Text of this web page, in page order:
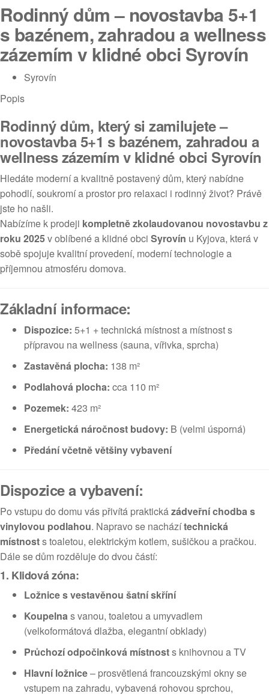
Rodinný dům – novostavba 5+1
s bazénem, zahradou a wellness
zázemím v klidné obci Syrovín
Syrovín
Popis
Rodinný dům, který si zamilujete –
novostavba 5+1 s bazénem, zahradou a
wellness zázemím v klidné obci Syrovín
Hledáte moderní a kvalitně postavený dům, který nabídne
pohodlí, soukromí a prostor pro relaxaci i rodinný život? Právě
jste ho našli.
Nabízíme k prodeji kompletně zkolaudovanou novostavbu z
roku 2025v oblíbené a klidné obci Syrovín u Kyjova, která v
sobě spojuje kvalitní provedení, moderní technologie a
příjemnou atmosféru domova.
Základní informace:
Dispozice: 5+1 + technická místnost a místnost s
přípravou na wellness (sauna, vířivka, sprcha)
Zastavěná plocha: 138 m²
Podlahová plocha: cca 110 m²
Pozemek: 423 m²
Energetická náročnost budovy: B (velmi úsporná)
Předání včetně většiny vybavení
Dispozice a vybavení:
Po vstupu do domu vás přivítá praktickázádveřní chodba s
vinylovou podlahou. Napravo se nacházítechnická
místnosts toaletou, elektrickým kotlem, sušičkou a pračkou.
Dále se dům rozděluje do dvou částí:
1. Klidová zóna:
Ložnice s vestavěnou šatní skříní
Koupelnas vanou, toaletou a umyvadlem
(velkoformátová dlažba, elegantní obklady)
Průchozí odpočinková místnosts knihovnou a TV
Hlavní ložnice– prosvětlená francouzskými okny se
vstupem na zahradu, vybavená rohovou sprchou,